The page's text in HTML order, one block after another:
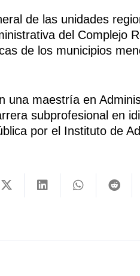
de las unidades
del Complejo
de los municipios
una maestría en
subprofesional en
por el Instituto de